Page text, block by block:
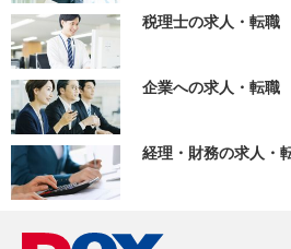
税理士の求人・転職
企業への求人・転職
経理・財務の求人・